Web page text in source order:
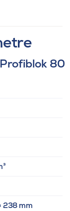
Profiblok 80
238 mm